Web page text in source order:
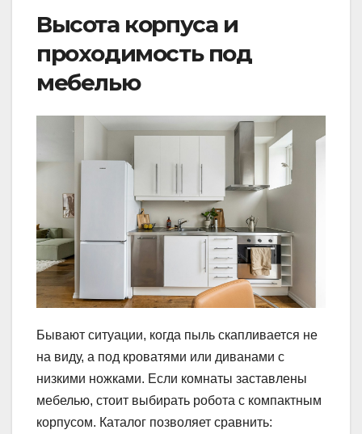
Высота корпуса и
проходимость под
мебелью
Бывают ситуации, когда пыль скапливается не
на виду, а под кроватями или диванами с
низкими ножками. Если комнаты заставлены
мебелью, стоит выбирать робота с компактным
корпусом. Каталог позволяет сравнить: